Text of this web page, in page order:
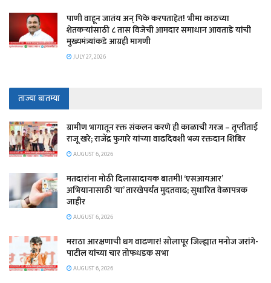
पाणी वाहून जातंय अन् पिके करपताहेत! भीमा काठच्या
शेतकऱ्यांसाठी ८ तास विजेची आमदार समाधान आवताडे यांची
मुख्यमंत्र्यांकडे आग्रही मागणी
JULY 27, 2026
ताज्या बातम्या
ग्रामीण भागातून रक्त संकलन करणे ही काळाची गरज – तृप्तीताई
राजू खरे; राजेंद्र फुगारे यांच्या वाढदिवशी भव्य रक्तदान शिबिर
AUGUST 6, 2026
मतदारांना मोठी दिलासादायक बातमी! ‘एसआयआर’
अभियानासाठी ‘या’ तारखेपर्यंत मुदतवाढ; सुधारित वेळापत्रक
जाहीर
AUGUST 6, 2026
मराठा आरक्षणाची धग वाढणार! सोलापूर जिल्ह्यात मनोज जरांगे-
पाटील यांच्या चार तोफधडक सभा
AUGUST 6, 2026